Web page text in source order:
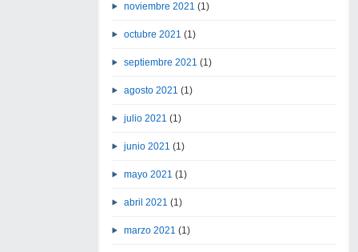
noviembre 2021 (1)
octubre 2021 (1)
septiembre 2021 (1)
agosto 2021 (1)
julio 2021 (1)
junio 2021 (1)
mayo 2021 (1)
abril 2021 (1)
marzo 2021 (1)